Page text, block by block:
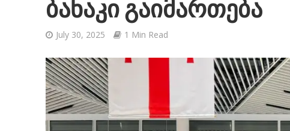
ბანაკი გაიმართება
July 30, 2025 1 Min Read